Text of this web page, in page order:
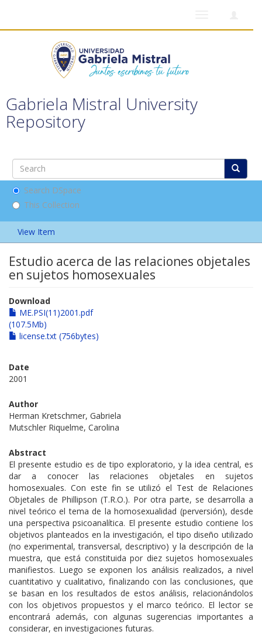
Gabriela Mistral University
Repository
Search DSpace
This Collection
View Item
Estudio acerca de las relaciones objetales
en sujetos homosexuales
Download
ME.PSI(11)2001.pdf
(107.5Mb)
license.txt (756bytes)
Date
2001
Author
Herman Kretschmer, Gabriela
Mutschler Riquelme, Carolina
Abstract
El presente estudio es de tipo exploratorio, y la idea central, es
dar a conocer las relaciones objetales en sujetos
homosexuales. Con este fin se utilizó el Test de Relaciones
Objetales de Phillipson (T.R.O.). Por otra parte, se desarrolla a
nivel teórico el tema de la homosexualidad (perversión), desde
una perspectiva psicoanalítica. El presente estudio contiene los
objetivos planteados en la investigación, el tipo diseño utilizado
(no experimental, transversal, descriptivo) y la descripción de la
muestra, que está constituida por diez sujetos homosexuales
manifiestos. Luego se exponen los análisis realizados, a nivel
cuantitativo y cualitativo, finalizando con las conclusiones, que
se basan en los resultados de estos análisis, relacionándolos
con los objetivos propuestos y el marco teórico. El lector se
encontrará además, con algunas sugerencias importantes a
considerar, en investigaciones futuras.